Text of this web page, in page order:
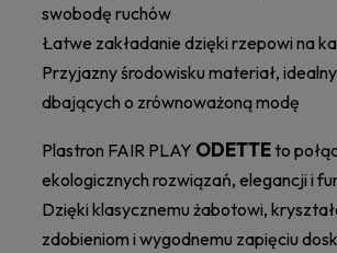
swobodę ruchów
Łatwe zakładanie dzięki rzepowi na
Przyjazny środowisku materiał,
dbających o zrównoważoną modę
Plastron FAIR PLAY ODETTEto
ekologicznych rozwiązań, elegancji i
Dzięki klasycznemu żabotowi,
zdobieniom i wygodnemu zapięciu